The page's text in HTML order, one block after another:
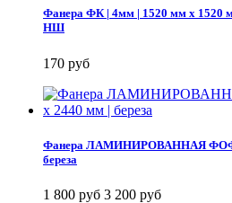
Фанера ФК | 4мм | 1520 мм х 1520
НШ
170 руб
Фанера ЛАМИНИРОВАННАЯ ФОФ |
береза
1 800 руб 3 200 руб